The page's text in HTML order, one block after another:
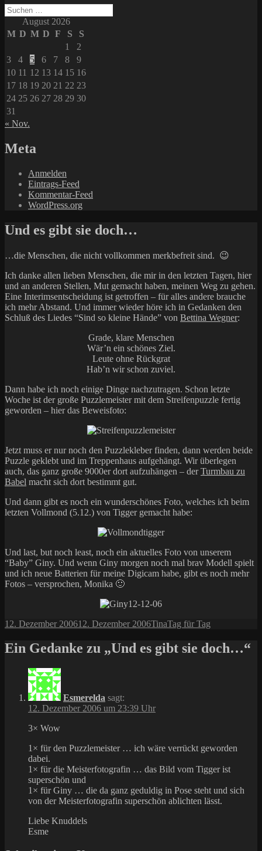
Suchen
nach:August 2026
M D M D F S
S
1
2
3
4 5 6 7 8
9
10 11 12 13 14 15 16
17 18 19 20 21 22 23
24 25 26 27 28 29 30
31
« Nov.
Meta
Anmelden
Eintrags-Feed
Kommentar-Feed
WordPress.org
Und es gibt sie doch…
…die Menschen, die nicht vollkommen merkbefreit sind. 😉
Ich danke allen lieben Menschen, die mir in den letzten Tagen, hier
und an anderen Stellen, Mut gemacht haben, meinen Weg zu gehen.
Eine Interimsentscheidung ist getroffen – für alles andere brauche
ich mehr Abstand. Und immer wieder höre ich in Gedanken den
Schluß des Liedes “Sind so kleine Hände” von Bettina Wegner:
Grade, klare Menschen
Wär’n ein schönes Ziel.
Leute ohne Rückgrat
Hab’n wir schon zuviel.
Dann habe ich noch einige Dinge nachzutragen. Schon letzte
Woche ist der große Puzzlemeister mit dem Streifenpuzzle fertig
geworden – hier das Beweisfoto:
Jetzt muss er nur noch den Puzzlekleber finden, dann werden beide
Puzzle geklebt und im Treppenhaus aufgehängt. Wir überlegen
auch, das ganz große 9000er dort aufzuhängen – derTurmbau zu
Babel macht sich dort bestimmt gut.
Und dann gibt es noch ein wunderschönes Foto, welches ich beim
letzten Vollmond (5.12.) von Tigger gemacht habe:
Und last, but noch least, noch ein aktuelles Foto von unserem
“Baby” Giny. Und wenn Giny morgen noch mal brav Modell spielt
und ich neue Batterien für meine Digicam habe, gibt es noch mehr
Fotos – versprochen, Monika 🙂
Veröffentlicht
12. Dezember 200612. Dezember 2006Autor
TinaKategorien
Tag für Tag
Ein Gedanke zu „Und es gibt sie doch…“
Esmerelda sagt:
12. Dezember 2006 um 23:39 Uhr
3× Wow
1× für den Puzzlemeister … ich wäre verrückt geworden
dabei.
1× für die Meisterfotografin … das Bild vom Tigger ist
superschön und
1× für Giny … die da ganz geduldig in Pose steht und sich
von der Meisterfotografin superschön ablichten lässt.
Liebe Knuddels
Esme